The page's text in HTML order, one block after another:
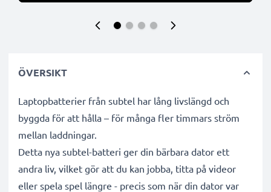
ÖVERSIKT
Laptopbatterier från subtel har lång livslängd och
byggda för att hålla – för många fler timmars ström
mellan laddningar.
Detta nya subtel-batteri ger din bärbara dator ett
andra liv, vilket gör att du kan jobba, titta på videor
eller spela spel längre - precis som när din dator var